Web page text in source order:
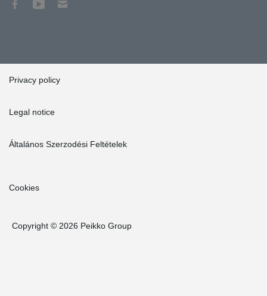
Privacy policy
Legal notice
Általános Szerzodési Feltételek
Cookies
Copyright © 2026 Peikko Group